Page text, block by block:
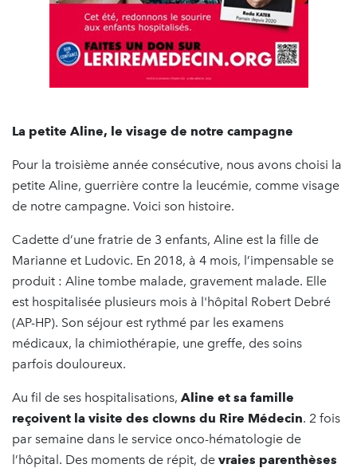
La petite Aline, le visage de notre campagne
Pour la troisième année consécutive, nous avons choisi la
petite Aline, guerrière contre la leucémie, comme visage
de notre campagne. Voici son histoire.
Cadette d’une fratrie de 3 enfants, Aline est la fille de
Marianne et Ludovic. En 2018, à 4 mois, l’impensable se
produit : Aline tombe malade, gravement malade. Elle
est hospitalisée plusieurs mois à l'hôpital Robert Debré
(AP-HP). Son séjour est rythmé par les examens
médicaux, la chimiothérapie, une greffe, des soins
parfois douloureux.
Au fil de ses hospitalisations, Aline et sa famille
reçoivent la visite des clowns du Rire Médecin. 2 fois
par semaine dans le service onco-hématologie de
l’hôpital. Des moments de répit, de vraies parenthèses